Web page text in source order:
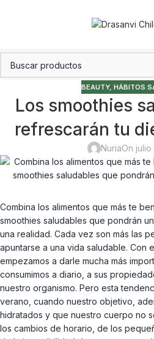
BEAUTY, HÁBITOS
Los smoothies
refrescarán tu
NuriaOn julio
Combina los alimentos que más te
smoothies saludables que pondrán
una realidad. Cada vez son más las
apuntarse a una vida saludable. Con
empezamos a darle mucha más
consumimos a diario, a sus
nuestro organismo. Pero esta
verano, cuando nuestro objetivo,
hidratados y que nuestro cuerpo no
los cambios de horario, de los